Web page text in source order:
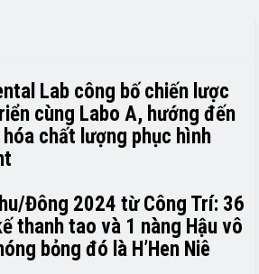
Lab công bố chiến lược
cùng Labo A, hướng đến
hóa chất lượng phục hình
Đông 2024 từ Công Trí: 36
thanh tao và 1 nàng Hậu vô
bỏng đó là H’H­­­­en Niê